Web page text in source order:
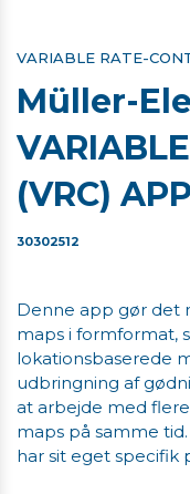
VARIABLE RATE-
Müller-
(VRC) APP
30302512
Denne app gør det
maps i formformat,
lokationsbaserede
udbringning af
at arbejde med
maps på samme
har sit eget specifik